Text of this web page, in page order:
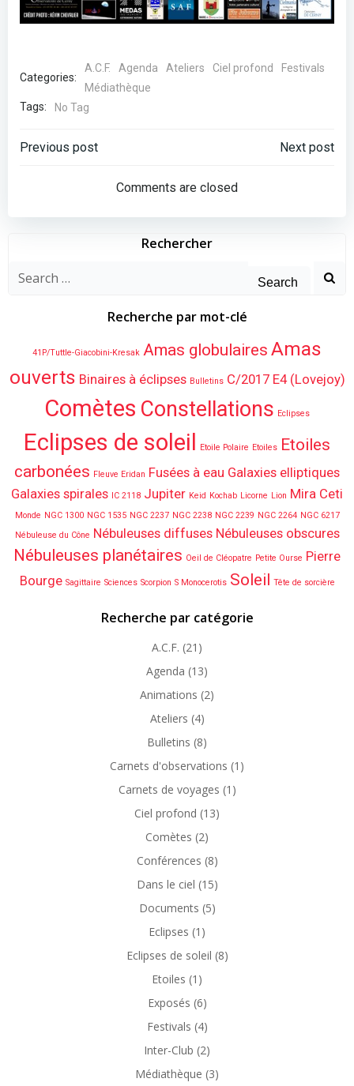
Categories:
A.C.F. Agenda Ateliers Ciel profond
Festivals
Médiathèque
Tags:
No Tag
Post
navigation
Previous post
navigation
Next post
Comments are closed
Rechercher
Search
Recherche par mot-clé
41P/Tuttle-Giacobini-Kresak Amas globulaires Amas
ouverts Binaires à éclipses Bulletins C/2017 E4 (Lovejoy)
Comètes Constellations Eclipses
Eclipses de soleil Etoile Polaire Etoiles Etoiles
carbonées Fleuve Eridan Fusées à eau Galaxies elliptiques
Galaxies spirales IC 2118 Jupiter Keid Kochab Licorne Lion Mira Ceti
Monde NGC 1300 NGC 1535 NGC 2237 NGC 2238 NGC 2239 NGC 2264 NGC 6217
Nébuleuse du Cône Nébuleuses diffuses Nébuleuses obscures
Nébuleuses planétaires Oeil de Cléopatre Petite Ourse Pierre
Bourge Sagittaire Sciences Scorpion S Monocerotis Soleil Tête de sorcière
Recherche par catégorie
A.C.F. (21)
Agenda (13)
Animations (2)
Ateliers (4)
Bulletins (8)
Carnets d'observations (1)
Carnets de voyages (1)
Ciel profond (13)
Comètes (2)
Conférences (8)
Dans le ciel (15)
Documents (5)
Eclipses (1)
Eclipses de soleil (8)
Etoiles (1)
Exposés (6)
Festivals (4)
Inter-Club (2)
Médiathèque (3)